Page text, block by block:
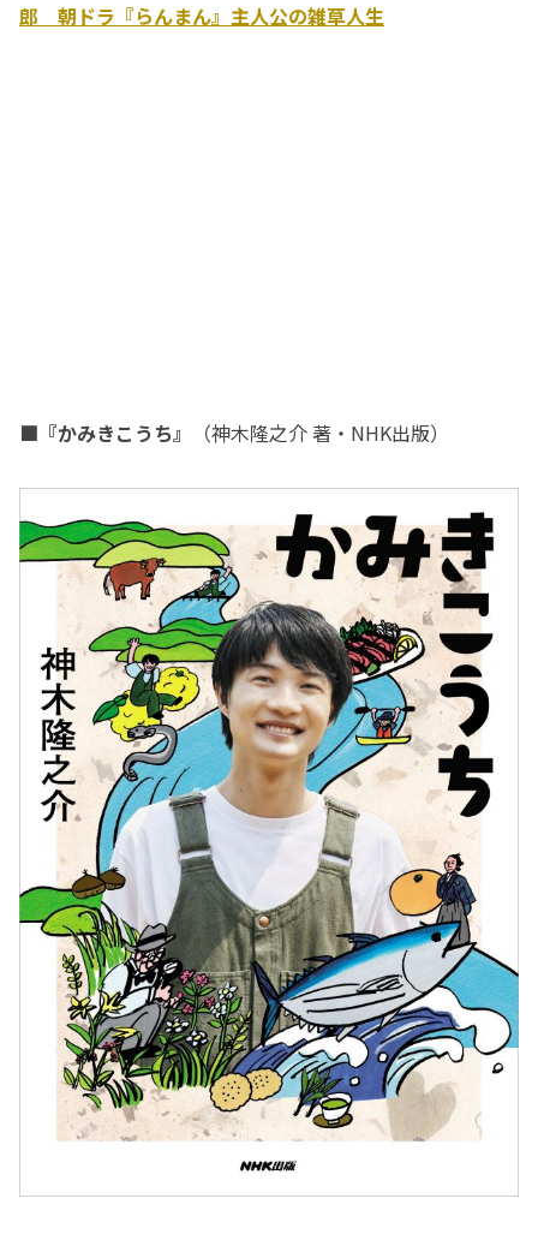
郎 朝ドラ『らんまん』主人公の雑草人生
■『かみきこうち』 （神木隆之介 著・NHK出版）